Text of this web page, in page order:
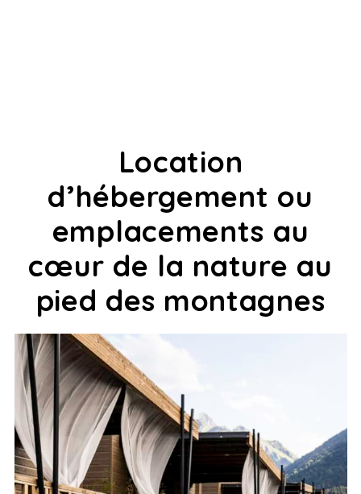
Location
d’hébergement ou
emplacements au
cœur de la nature au
pied des montagnes